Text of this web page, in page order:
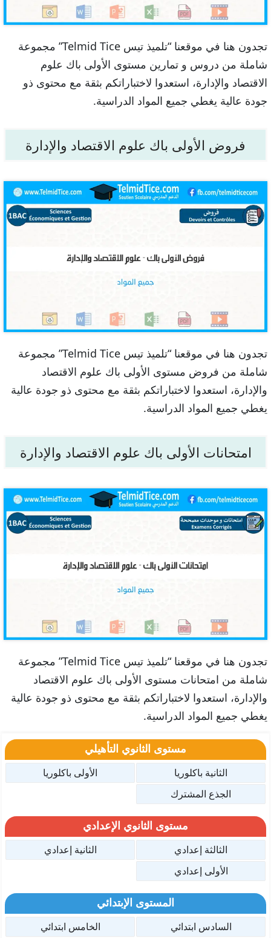
تجدون هنا في موقعنا “تلميذ تيس Telmid Tice” مجموعة
شاملة من دروس و تمارين مستوى الأولى باك علوم
الاقتصاد والإدارة، استعدوا لاختباراتكم بثقة مع محتوى ذو
جودة عالية يغطي جميع المواد الدراسية.
فروض الأولى باك علوم الاقتصاد والإدارة
تجدون هنا في موقعنا “تلميذ تيس Telmid Tice” مجموعة
شاملة من فروض مستوى الأولى باك علوم الاقتصاد
والإدارة، استعدوا لاختباراتكم بثقة مع محتوى ذو جودة عالية
يغطي جميع المواد الدراسية.
امتحانات الأولى باك علوم الاقتصاد والإدارة
تجدون هنا في موقعنا “تلميذ تيس Telmid Tice” مجموعة
شاملة من امتحانات مستوى الأولى باك علوم الاقتصاد
والإدارة، استعدوا لاختباراتكم بثقة مع محتوى ذو جودة عالية
يغطي جميع المواد الدراسية.
مستوى الثانوي التأهيلي
الثانية باكلوريا
الأولى باكلوريا
الجذع المشترك
مستوى الثانوي الإعدادي
الثالثة إعدادي
الثانية إعدادي
الأولى إعدادي
المستوى الإبتدائي
السادس ابتدائي
الخامس ابتدائي